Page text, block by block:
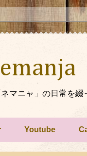
マニャ」の日常を綴
Youtube